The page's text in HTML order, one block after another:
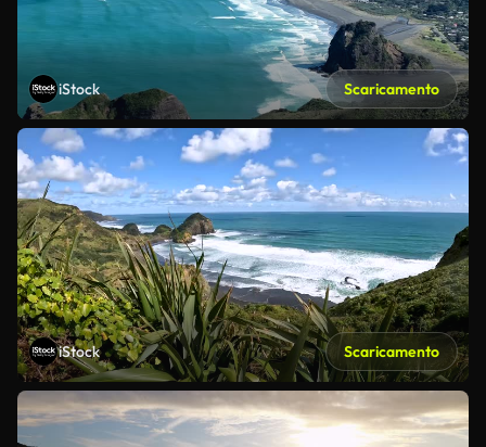
iStock Scaricamento
iStock Scaricamento